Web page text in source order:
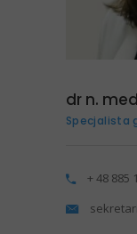
dr n.
Specjalista
+ 48 885